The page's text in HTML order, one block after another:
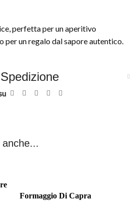
perfetta per un aperitivo
per un regalo dal sapore autentico.
Formaggio Di Capra